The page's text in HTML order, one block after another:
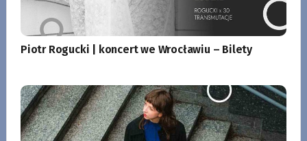
Piotr Rogucki | koncert we Wrocławiu – Bilety